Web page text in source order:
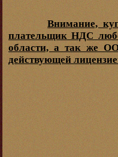
Внимание,
плательщик НДС
области, а так же
действующей